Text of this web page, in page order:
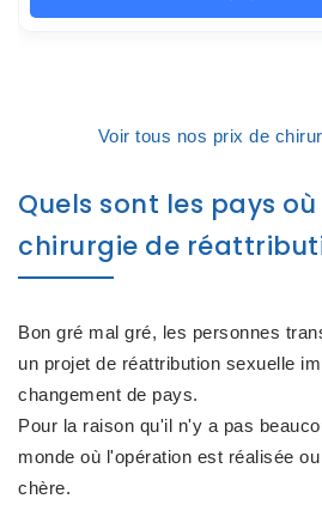
Voir tous nos prix de
Quels sont les pays
chirurgie de
Bon gré mal gré, les personnes
un projet de réattribution sexuelle
changement de pays.
Pour la raison qu'il n'y a pas
monde où l'opération est réalisée
chère.